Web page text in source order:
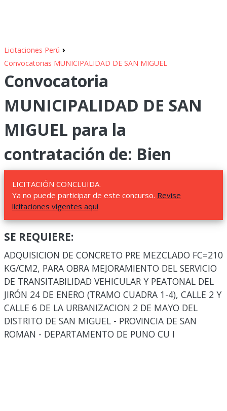
Licitaciones Perú ›
Convocatorias MUNICIPALIDAD DE SAN MIGUEL
Convocatoria
MUNICIPALIDAD DE SAN
MIGUEL para la
contratación de: Bien
LICITACIÓN CONCLUIDA.
Ya no puede participar de este concurso. Revise
licitaciones vigentes aquí
SE REQUIERE:
ADQUISICION DE CONCRETO PRE MEZCLADO FC=210
KG/CM2, PARA OBRA MEJORAMIENTO DEL SERVICIO
DE TRANSITABILIDAD VEHICULAR Y PEATONAL DEL
JIRÓN 24 DE ENERO (TRAMO CUADRA 1-4), CALLE 2 Y
CALLE 6 DE LA URBANIZACION 2 DE MAYO DEL
DISTRITO DE SAN MIGUEL - PROVINCIA DE SAN
ROMAN - DEPARTAMENTO DE PUNO CU I